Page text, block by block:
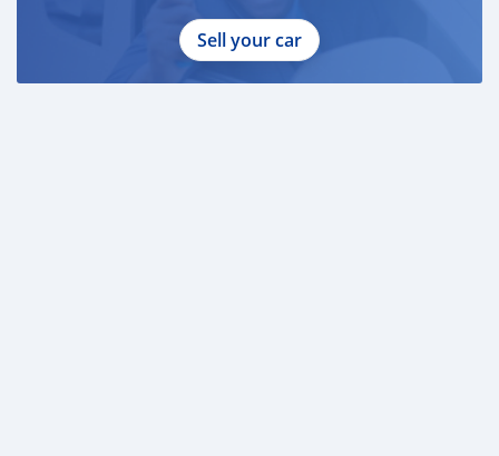
Sell your car